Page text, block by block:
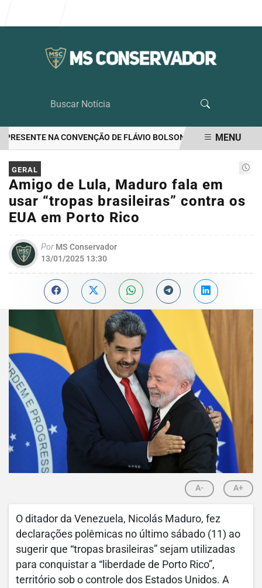
NA CONVENÇÃO DE FLÁVIO BOLSONARO RIEDEL
EM ALTA
MENU
GERAL
Amigo de Lula, Maduro fala em
usar “tropas brasileiras” contra os
EUA em Porto Rico
Por MS Conservador
13/01/2025 13:30
A- A+
O ditador da Venezuela, Nicolás Maduro, fez
declarações polêmicas no último sábado (11) ao
sugerir que “tropas brasileiras” sejam utilizadas
para conquistar a “liberdade de Porto Rico”,
território sob o controle dos Estados Unidos. A